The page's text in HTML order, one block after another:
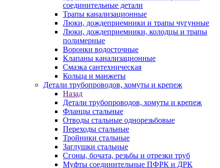
соединительные детали
Трапы канализационные
Люки, дождеприемники и трапы чугунные
Люки, дождеприемники, колодцы и трапы
полимерные
Воронки водосточные
Клапаны канализационные
Смазка сантехническая
Кольца и манжеты
Детали трубопроводов, хомуты и крепеж
Назад
Детали трубопроводов, хомуты и крепеж
Фланцы стальные
Отводы стальные однорезьбовые
Переходы стальные
Тройники стальные
Заглушки стальные
Сгоны, бочата, резьбы и отрезки труб
Муфты соединительные ПФРК и ДРК